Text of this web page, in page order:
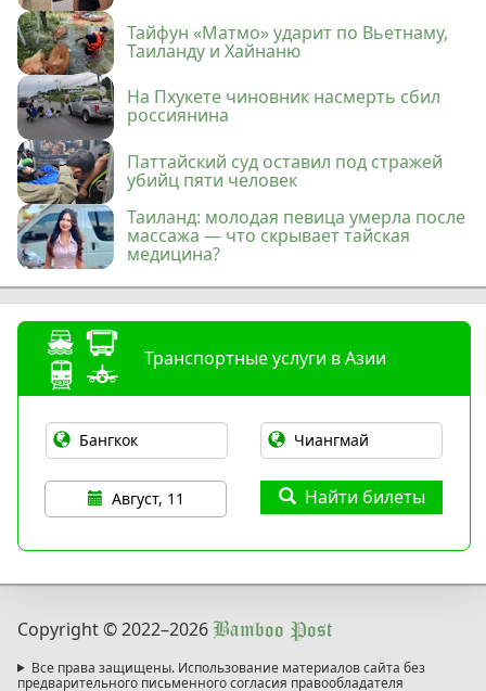
Тайфун «Матмо» ударит по Вьетнаму,
Таиланду и Хайнаню
На Пхукете чиновник насмерть сбил
россиянина
Паттайский суд оставил под стражей
убийц пяти человек
Таиланд: молодая певица умерла после
массажа — что скрывает тайская
медицина?
Транспортные услуги в Азии
Август, 11 Найти билеты
Copyright © 2022–2026 Bamboo Post
Все права защищены. Использование материалов сайта без
предварительного письменного согласия правообладателя